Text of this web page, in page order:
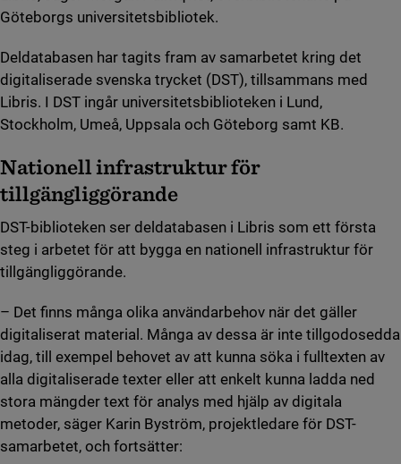
Göteborgs universitetsbibliotek.
Deldatabasen har tagits fram av samarbetet kring det
digitaliserade svenska trycket (DST), tillsammans med
Libris. I DST ingår universitetsbiblioteken i Lund,
Stockholm, Umeå, Uppsala och Göteborg samt KB.
Nationell infrastruktur för
tillgängliggörande
DST-biblioteken ser deldatabasen i Libris som ett första
steg i arbetet för att bygga en nationell infrastruktur för
tillgängliggörande.
– Det finns många olika användarbehov när det gäller
digitaliserat material. Många av dessa är inte tillgodosedda
idag, till exempel behovet av att kunna söka i fulltexten av
alla digitaliserade texter eller att enkelt kunna ladda ned
stora mängder text för analys med hjälp av digitala
metoder, säger Karin Byström, projektledare för DST-
samarbetet, och fortsätter: